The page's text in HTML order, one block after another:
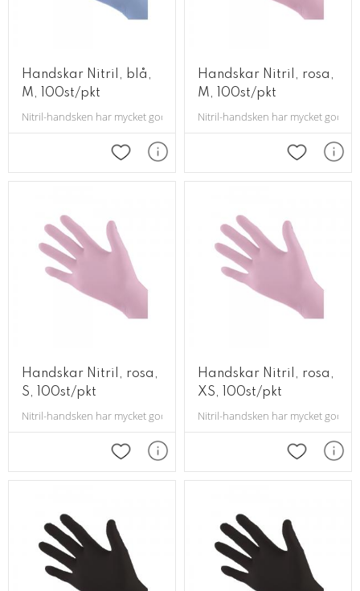
Handskar Nitril, blå,
M, 100st/pkt
Nitril-handsken har mycket god passform.
Lägg till i favoriter
Handskar Nitril, rosa,
M, 100st/pkt
Nitril-handsken har mycket god
Lägg till i
Handskar Nitril, rosa,
S, 100st/pkt
Nitril-handsken har mycket god passform.
Lägg till i favoriter
Handskar Nitril, rosa,
XS, 100st/pkt
Nitril-handsken har mycket god
Lägg till i